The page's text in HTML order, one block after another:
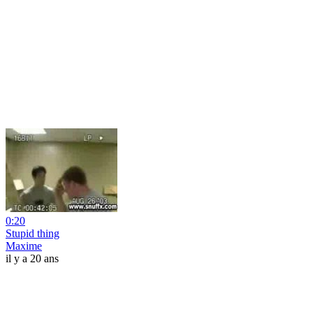
0:20
Stupid thing
Maxime
il y a 20 ans